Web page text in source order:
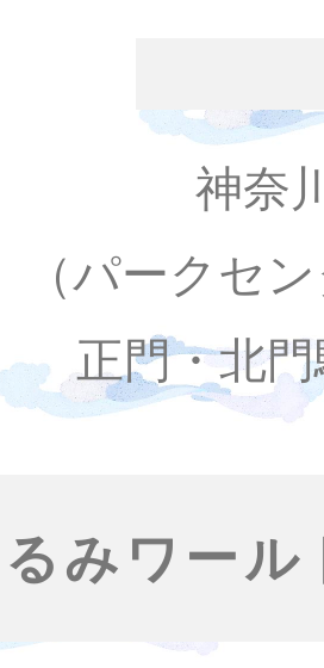
神奈
（パークセ
正門・北
みワー